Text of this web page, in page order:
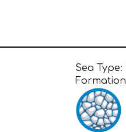
Sea Type:
Formation